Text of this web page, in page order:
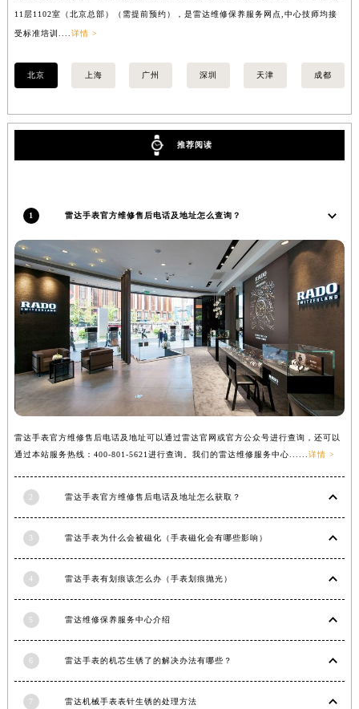
甘肃省金昌市金川区北京路雷达售后服务中心（需提前预约）
甘肃省临夏市城南街道团结路雷达售后服务中心（需提前预约）
甘肃省庆阳市西峰区南大街雷达售后服务中心（需提前预约）
甘肃省天水市秦州区民主路雷达售后服务中心（需提前预约）
宁夏回族自治区石嘴山市大武口区贺兰山路雷达售后服务中心（需提前预约）
宁夏回族自治区银川市兴庆区新华东路97号新百中心C馆一层C1-18号商铺雷达售后服务中心（需提前预约）
青海省海北藏族自治州海晏县将军路雷达售后服务中心（需提前预约）
青海省海东市乐都区滨河路雷达售后服务中心（需提前预约）
青海省海南藏族自治州共和县青海湖大街雷达售后服务中心（需提前预约）
青海省海西蒙古族藏族自治州德令哈市柴达木路雷达售后服务中心（需提前预约）
青海省黄南藏族自治州同仁市德合隆路雷达售后服务中心（需提前预约）
青海省西宁市城西区海湖新区西关大道雷达售后服务中心（需提前预约）
陕西省宝鸡市渭滨区经二路雷达售后服务中心（需提前预约）
陕西省延安市宝塔区中心街雷达售后服务中心（需提前预约）
陕西省榆林市榆阳区长兴路雷达售后服务中心（需提前预约）
11层1102室（北京总部）（需提前预约），是雷达维修保养服务网点,中心技师均接
受标准培训.... 详情 >
北京 上海 广州 深圳 天津 成都
推荐阅读
1 雷达手表官方维修售后电话及地址怎么查询？
雷达手表官方维修售后电话及地址可以通过雷达官网或官方公众号进行查询，还可以
通过本站服务热线：400-801-5621进行查询。我们的雷达维修服务中心...... 详情 >
2 雷达手表官方维修售后电话及地址怎么获取？
3 雷达手表为什么会被磁化（手表磁化会有哪些影响）
4 雷达手表有划痕该怎么办（手表划痕抛光）
5 雷达维修保养服务中心介绍
6 雷达手表的机芯生锈了的解决办法有哪些？
7 雷达机械手表表针生锈的处理方法